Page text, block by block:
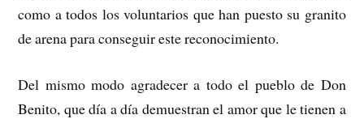
como a todos los voluntarios que han puesto su granito
de arena para conseguir este reconocimiento.
Del mismo modo agradecer a todo el pueblo de Don
Benito, que día a día demuestran el amor que le tienen a